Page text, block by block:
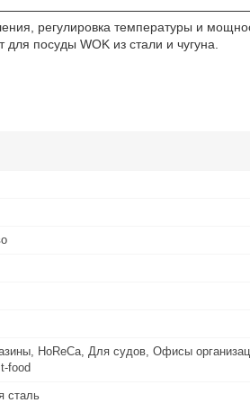
регулировка температуры и
посуды WOK из стали и чугуна.
HoReCa, Для судов, Офисы
food
сталь